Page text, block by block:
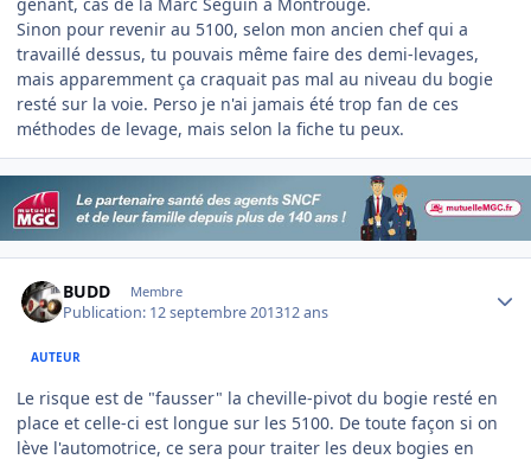
Sinon pour revenir au 5100, selon mon ancien chef qui a
travaillé dessus, tu pouvais même faire des demi-levages,
mais apparemment ça craquait pas mal au niveau du bogie
resté sur la voie. Perso je n'ai jamais été trop fan de ces
méthodes de levage, mais selon la fiche tu peux.
BUDD Membre
Publication: 12 septembre 201312 ans
AUTEUR
Le risque est de "fausser" la cheville-pivot du bogie resté en
place et celle-ci est longue sur les 5100. De toute façon si on
lève l'automotrice, ce sera pour traiter les deux bogies en